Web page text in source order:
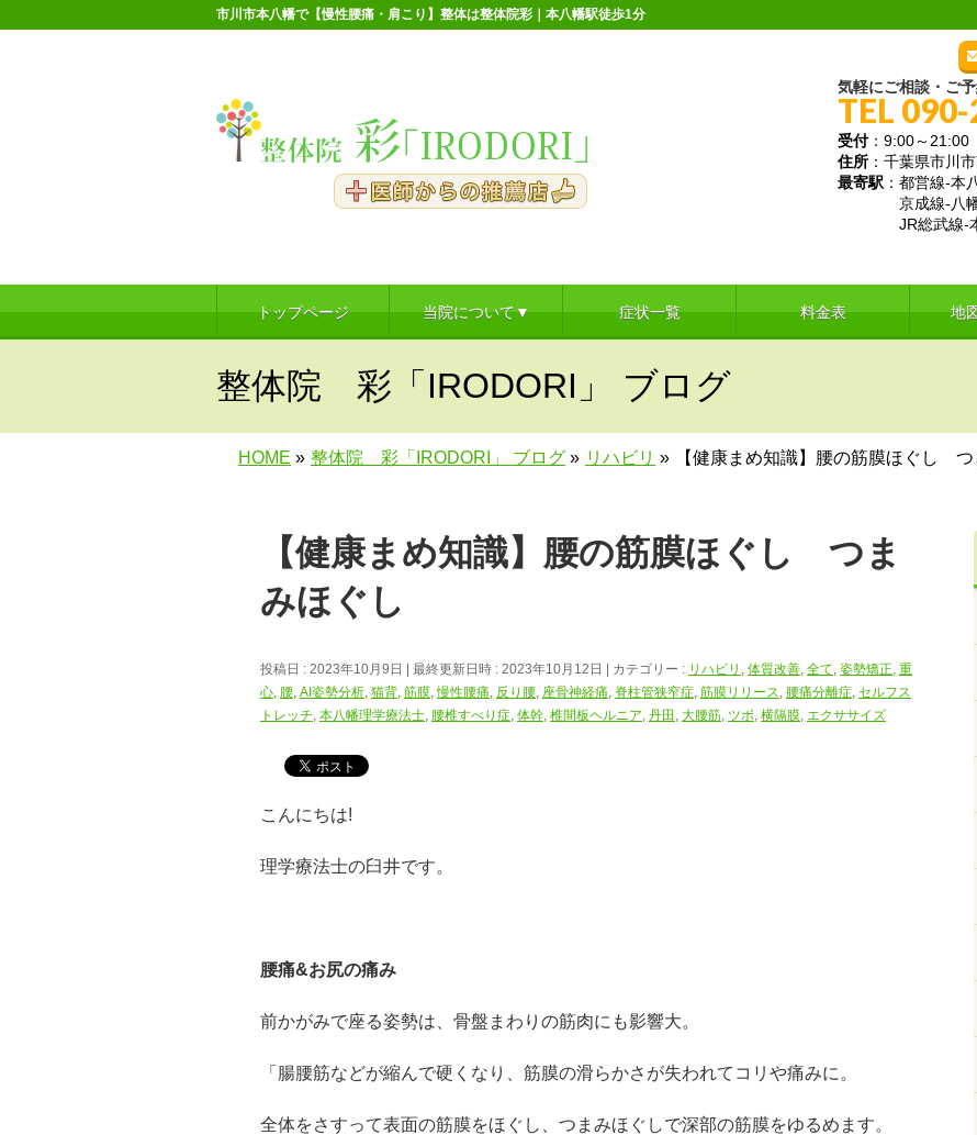
市川市本八幡で【慢性腰痛・肩こり】整体は整体院彩｜本八幡駅徒歩1分
気軽にご相談・ご
TEL
受付：9:00～
住所 ：千葉県市川
最寄駅 ：都営線-本
京成線-八幡
JR総武線-本
トップページ 当院について▼ 症状一覧 料金表 地
整体院 彩「IRODORI」 ブログ
HOME » 整体院 彩「IRODORI」 ブログ » リハビリ » 【健康まめ知識】腰の筋膜ほぐし つ
【健康まめ知識】腰の筋膜ほぐし つま
みほぐし
投稿日 : 2023年10月9日 最終更新日時 : 2023年10月12日 カテゴリー : リハビリ , 体質改善, 全て, 姿勢矯正, 重
心, 腰, AI姿勢分析, 猫背, 筋膜,慢性腰痛, 反り腰, 座骨神経痛, 脊柱管狭窄症, 筋膜リリース, 腰痛分離症, セルフス
トレッチ, 本八幡理学療法士, 腰椎すべり症, 体幹, 椎間板ヘルニア, 丹田 , 大腰筋, ツボ, 横隔膜, エクササイズ
こんにちは!
理学療法士の臼井です。
腰痛&お尻の痛み
前かがみで座る姿勢は、骨盤まわりの筋肉にも影響大。
「腸腰筋などが縮んで硬くなり、筋膜の滑らかさが失われてコリや痛みに。
全体をさすって表面の筋膜をほぐし、つまみほぐしで深部の筋膜をゆるめます。